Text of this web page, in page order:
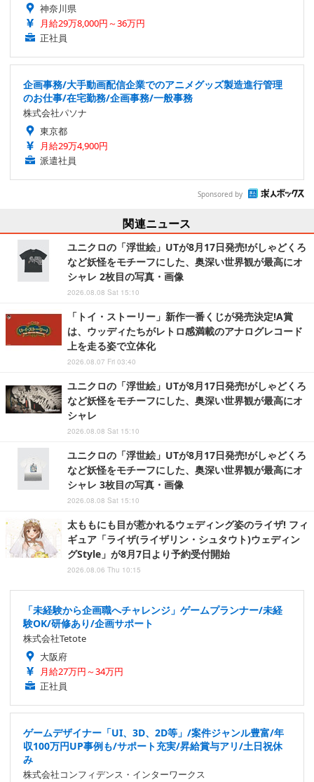
神奈川県
月給29万8,000円～36万円
正社員
企画事務/大手動画配信企業でのアニメグッズ製造進行管理
のお仕事/在宅勤務/企画事務/一般事務
株式会社パソナ
東京都
月給29万4,900円
派遣社員
Sponsored by
関連ニュース
ユニクロの「浮世絵」UTが8月17日発売!がしゃどくろ
など妖怪をモチーフにした、奥深い世界観が最高にオ
シャレ 2枚目の写真・画像
2026.08.08 Sat 15:10
「トイ・ストーリー」新作一番くじが発売決定!A賞
は、ウッディたちがレトロ感満載のアナログレコード
上を走る姿で立体化
2026.08.07 Fri 03:40
ユニクロの「浮世絵」UTが8月17日発売!がしゃどくろ
など妖怪をモチーフにした、奥深い世界観が最高にオ
シャレ
2026.08.08 Sat 15:10
ユニクロの「浮世絵」UTが8月17日発売!がしゃどくろ
など妖怪をモチーフにした、奥深い世界観が最高にオ
シャレ 3枚目の写真・画像
2026.08.08 Sat 15:10
太ももにも目が惹かれるウェディング姿のライザ! フィ
ギュア「ライザ(ライザリン・シュタウト)ウェディン
グStyle」が8月7日より予約受付開始
2026.08.06 Thu 10:15
「未経験から企画職へチャレンジ」ゲームプランナー/未経
験OK/研修あり/企画サポート
株式会社Tetote
大阪府
月給27万円～34万円
正社員
ゲームデザイナー「UI、3D、2D等」/案件ジャンル豊富/年
収100万円UP事例も/サポート充実/昇給賞与アリ/土日祝休
み
株式会社コンフィデンス・インターワークス